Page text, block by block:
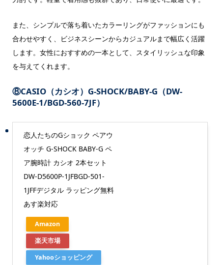
また、シンプルで落ち着いたカラーリングがファッションにも
合わせやすく、ビジネスシーンからカジュアルまで幅広く活躍
します。女性におすすめの一本として、スタイリッシュな印象
を与えてくれます。
⑧CASIO（カシオ）G-SHOCK/BABY-G（DW-
5600E-1/BGD-560-7JF）
恋人たちのGショック ペアウ
オッチ G-SHOCK BABY-G ペ
ア腕時計 カシオ 2本セット
DW-D5600P-1JFBGD-501-
1JFFデジタル ラッピング無料
あす楽対応
Amazon
楽天市場
Yahooショッピング